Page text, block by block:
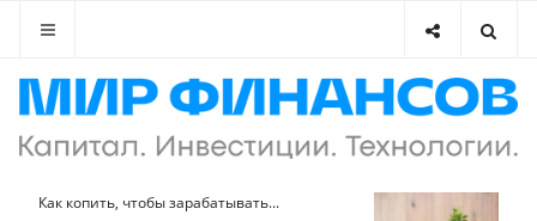
Как копить, чтобы зарабатывать...